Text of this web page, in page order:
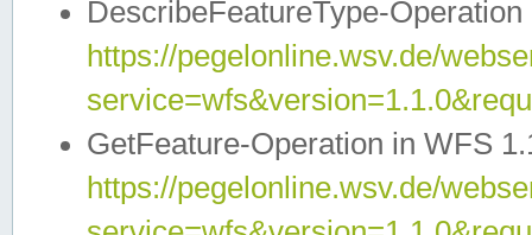
DescribeFeatureType-
https://pegelonline.wsv.de/
GetFeature-Operation in WFS
https://pegelonline.wsv.de/